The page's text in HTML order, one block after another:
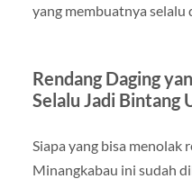
yang membuatnya
Rendang Daging
Selalu Jadi Bintang
Siapa yang bisa menolak
Minangkabau ini sudah